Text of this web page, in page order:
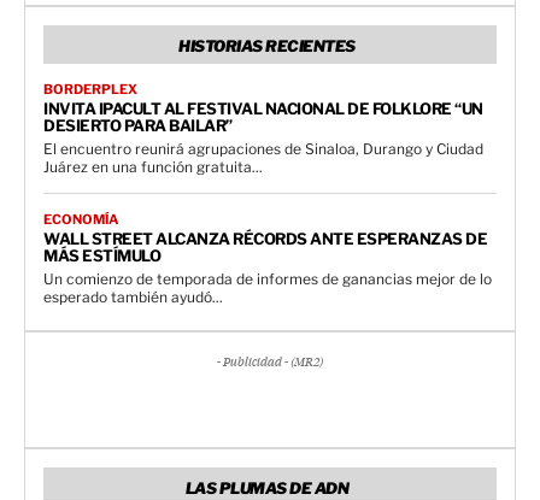
HISTORIAS RECIENTES
BORDERPLEX
INVITA IPACULT AL FESTIVAL NACIONAL DE FOLKLORE “UN
DESIERTO PARA BAILAR”
El encuentro reunirá agrupaciones de Sinaloa, Durango y Ciudad
Juárez en una función gratuita...
ECONOMÍA
WALL STREET ALCANZA RÉCORDS ANTE ESPERANZAS DE
MÁS ESTÍMULO
Un comienzo de temporada de informes de ganancias mejor de lo
esperado también ayudó...
- Publicidad - (MR2)
LAS PLUMAS DE ADN